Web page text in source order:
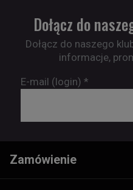
Dołącz do
Dołącz do naszego
informacje,
E-mail (login) *
Zamówienie